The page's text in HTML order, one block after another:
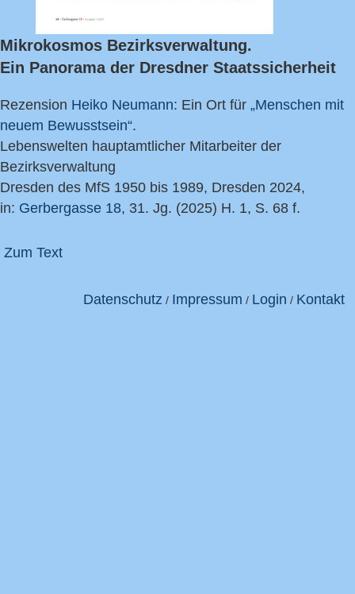
Mikrokosmos Bezirksverwaltung.
Ein Panorama der Dresdner Staatssicherheit
Rezension Heiko Neumann: Ein Ort für „Menschen mit
neuem Bewusstsein“.
Lebenswelten hauptamtlicher Mitarbeiter der
Bezirksverwaltung
Dresden des MfS 1950 bis 1989, Dresden 2024,
in: Gerbergasse 18, 31. Jg. (2025) H. 1, S. 68 f.
Zum Text
Datenschutz / Impressum / Login / Kontakt